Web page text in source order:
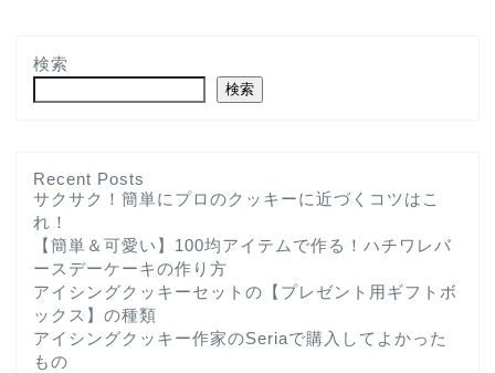
検索
検索
Recent Posts
サクサク！簡単にプロのクッキーに近づくコツはこ
れ！
【簡単＆可愛い】100均アイテムで作る！ハチワレバ
ースデーケーキの作り方
アイシングクッキーセットの【プレゼント用ギフトボ
ックス】の種類
アイシングクッキー作家のSeriaで購入してよかった
もの